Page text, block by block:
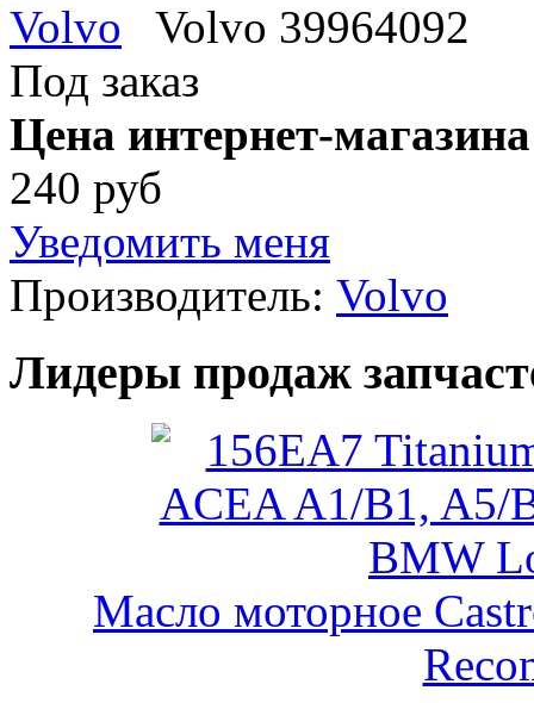
Volvo 39964092
Под заказ
Цена интернет-
240 руб
Уведомить меня
Производитель: Volvo
Лидеры продаж
Масло моторное